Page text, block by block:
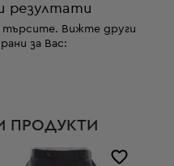
резултати
Вижте други
за Вас:
ПРОДУКТИ